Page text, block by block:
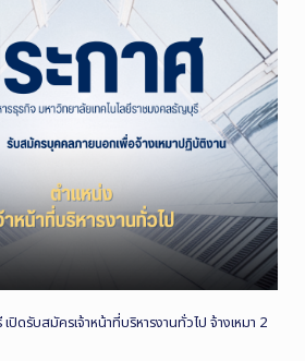
ดรับสมัครเจ้าหน้าที่บริหารงานทั่วไป จ้างเหมา 2